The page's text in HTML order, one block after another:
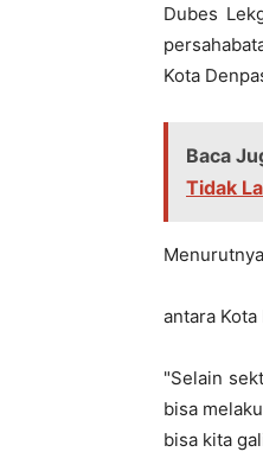
Dubes
Kota
Baca
Tidak
antara
"Selain
bisa
bisa kita